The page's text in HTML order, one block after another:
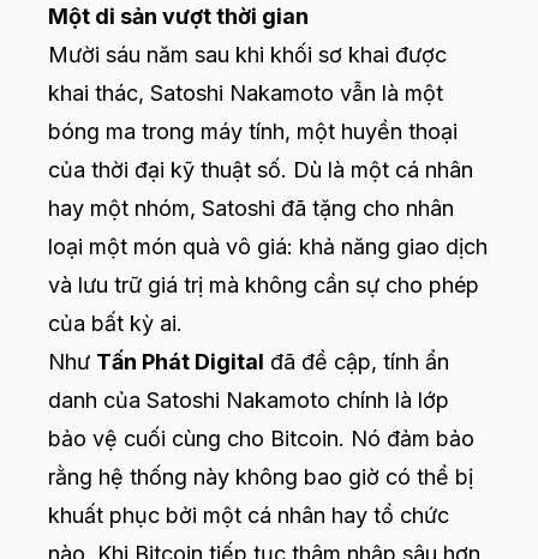
Một di sản vượt thời gian
Mười sáu năm sau khi khối sơ khai được
khai thác, Satoshi Nakamoto vẫn là một
bóng ma trong máy tính, một huyền thoại
của thời đại kỹ thuật số. Dù là một cá nhân
hay một nhóm, Satoshi đã tặng cho nhân
loại một món quà vô giá: khả năng giao dịch
và lưu trữ giá trị mà không cần sự cho phép
của bất kỳ ai.
Như Tấn Phát Digital đã đề cập, tính ẩn
danh của Satoshi Nakamoto chính là lớp
bảo vệ cuối cùng cho Bitcoin. Nó đảm bảo
rằng hệ thống này không bao giờ có thể bị
khuất phục bởi một cá nhân hay tổ chức
nào. Khi Bitcoin tiếp tục thâm nhập sâu hơn